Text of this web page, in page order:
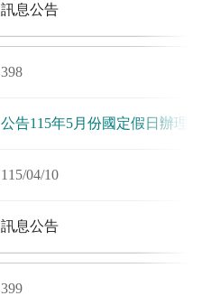
訊息公告
398
公告115年5月份國定假日辦理
115/04/10
訊息公告
399